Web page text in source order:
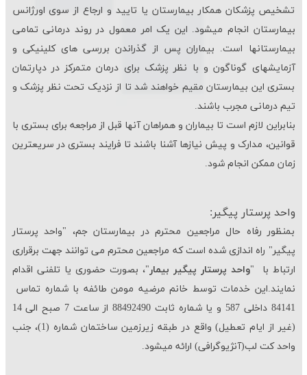
تشخیص پزشکان همکار بیمارستان یا تایید و ارجاع از سوی اورژانس
بیمارستان انجام می‏شود. این یک امر معمول در روند درمانی تمامی
بیمارستان‏ها است. بیماران پس از گذراندن بررسی‏ های کلینیکی و
آزمایش‏های گوناگون و با نظر پزشک برای درمان متمرکز در دپارتمان
بستری این بیمارستان مقیم خواهند شد تا از نزدیک تحت نظر پزشک و
تیم درمانی مجرب باشند.
بنابراین لازم است تا بیماران و همراهان آن‏ها قبل از مراجعه برای بستری با
قوانین، مدارک و پیش ‏نیازها آشنا باشند تا فرایند بستری در سریعترین
زمان ممکن انجام شود.
واحد پرستار پیگیر:
بمنظور رفاه حال مراجعین محترم در بیمارستان جم، "واحد پرستار
پیگیر" راه اندازی شده است كه مراجعین محترم می توانند جهت برقراری
ارتباط با "واحد پرستار پیگیر بیمار"، بصورت حضوری یا تلفنی اقدام
نمایند.این خدمات توسط خانم مرضیه مومن طائفه با شماره تماس
84141 داخلی 587 و یا شماره ثابت 88492490 از ساعت 7 صبح الی 14
(غیر از ایام تعطیل) واقع در طبقه زیرزمین ساختمان شماره (1)، جنب
واحد كت لب(آنژیوگرافی) ارائه میشود.